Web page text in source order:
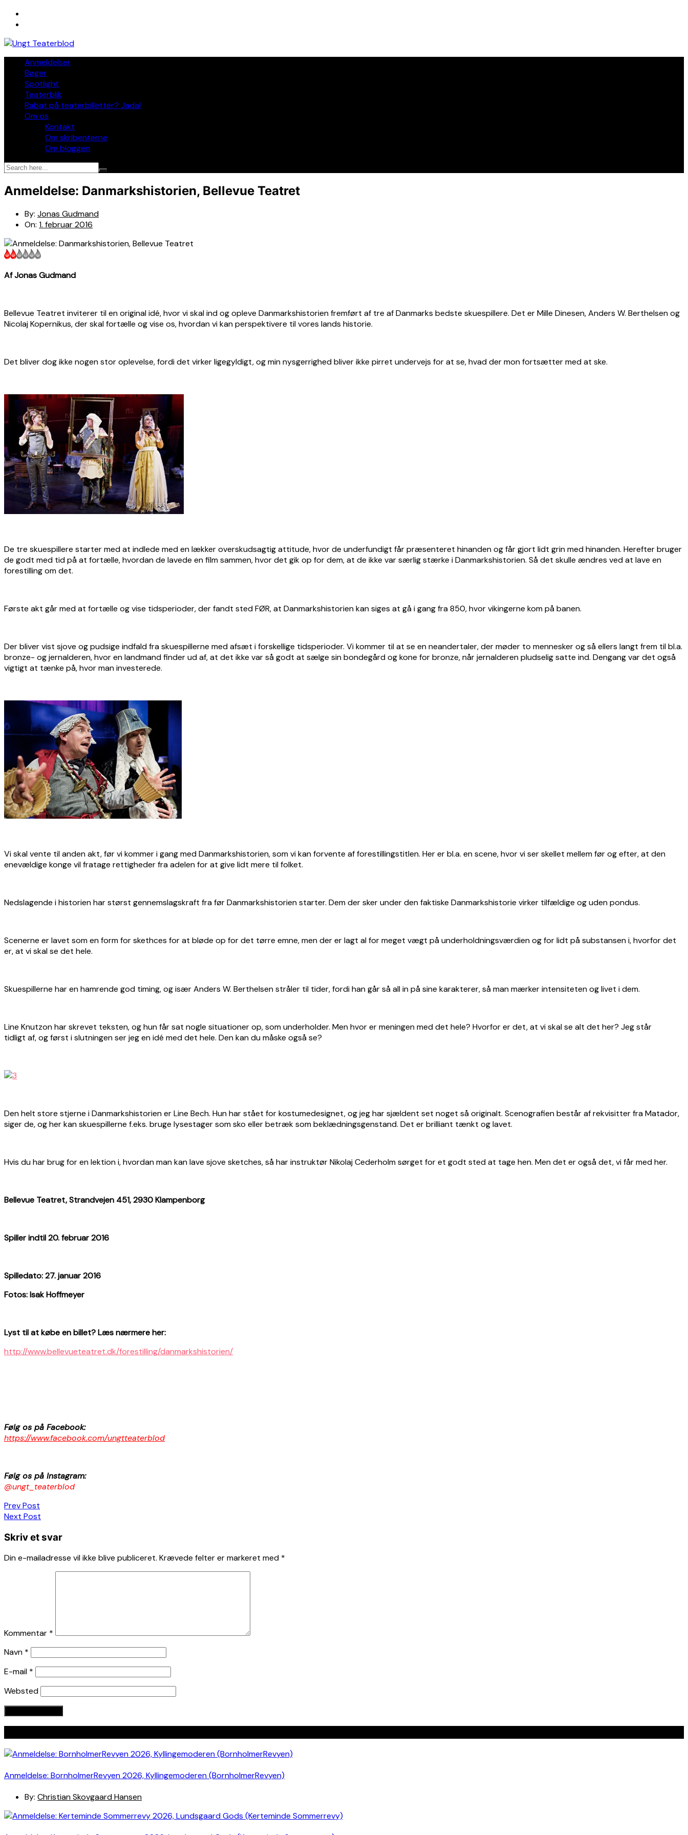
Skip
Anmeldelser
Bøger
Spotlight
Teaterblik
Rabat på teaterbilletter? Jada!
Om os
Kontakt
Om skribenterne
Om bloggen
Anmeldelse: Danmarkshistorien, Bellevue Teatret
By: Jonas Gudmand
On: 1. februar 2016
Af Jonas Gudmand
Bellevue Teatret inviterer til en original idé, hvor vi skal ind og opleve Danmarkshistorien fremført af tre af Danmarks bedste skuespillere. Det er Mille Dinesen, Anders W. Berthelsen og
Nicolaj Kopernikus, der skal fortælle og vise os, hvordan vi kan perspektivere til vores lands historie.
Det bliver dog ikke nogen stor oplevelse, fordi det virker ligegyldigt, og min nysgerrighed bliver ikke pirret undervejs for at se, hvad der mon fortsætter med at ske.
De tre skuespillere starter med at indlede med en lækker overskudsagtig attitude, hvor de underfundigt får præsenteret hinanden og får gjort lidt grin med hinanden. Herefter bruger
de godt med tid på at fortælle, hvordan de lavede en film sammen, hvor det gik op for dem, at de ikke var særlig stærke i Danmarkshistorien. Så det skulle ændres ved at lave en
forestilling om det.
Første akt går med at fortælle og vise tidsperioder, der fandt sted FØR, at Danmarkshistorien kan siges at gå i gang fra 850, hvor vikingerne kom på banen.
Der bliver vist sjove og pudsige indfald fra skuespillerne med afsæt i forskellige tidsperioder. Vi kommer til at se en neandertaler, der møder to mennesker og så ellers langt frem til bl.a.
bronze- og jernalderen, hvor en landmand finder ud af, at det ikke var så godt at sælge sin bondegård og kone for bronze, når jernalderen pludselig satte ind. Dengang var det også
vigtigt at tænke på, hvor man investerede.
Vi skal vente til anden akt, før vi kommer i gang med Danmarkshistorien, som vi kan forvente af forestillingstitlen. Her er bl.a. en scene, hvor vi ser skellet mellem før og efter, at den
enevældige konge vil fratage rettigheder fra adelen for at give lidt mere til folket.
Nedslagende i historien har størst gennemslagskraft fra før Danmarkshistorien starter. Dem der sker under den faktiske Danmarkshistorie virker tilfældige og uden pondus.
Scenerne er lavet som en form for skethces for at bløde op for det tørre emne, men der er lagt al for meget vægt på underholdningsværdien og for lidt på substansen i, hvorfor det
er, at vi skal se det hele.
Skuespillerne har en hamrende god timing, og især Anders W. Berthelsen stråler til tider, fordi han går så all in på sine karakterer, så man mærker intensiteten og livet i dem.
Line Knutzon har skrevet teksten, og hun får sat nogle situationer op, som underholder. Men hvor er meningen med det hele? Hvorfor er det, at vi skal se alt det her? Jeg står
tidligt af, og først i slutningen ser jeg en idé med det hele. Den kan du måske også se?
Den helt store stjerne i Danmarkshistorien er Line Bech. Hun har stået for kostumedesignet, og jeg har sjældent set noget så originalt. Scenografien består af rekvisitter fra Matador,
siger de, og her kan skuespillerne f.eks. bruge lysestager som sko eller betræk som beklædningsgenstand. Det er brilliant tænkt og lavet.
Hvis du har brug for en lektion i, hvordan man kan lave sjove sketches, så har instruktør Nikolaj Cederholm sørget for et godt sted at tage hen. Men det er også det, vi får med her.
Bellevue Teatret,Strandvejen 451, 2930Klampenborg
Spiller indtil 20. februar 2016
Spilledato: 27. januar 2016
Fotos: Isak Hoffmeyer
Lyst til at købe en billet? Læs nærmere her:
http://www.bellevueteatret.dk/forestilling/danmarkshistorien/
Følg os på Facebook:
https://www.facebook.com/ungtteaterblod
Følg os på Instagram:
@ungt_teaterblod
Indlægsnavigation
Prev Post
Next Post
Skriv et svar
Din e-mailadresse vil ikke blive publiceret. Krævede felter er markeret med *
Kommentar *
Navn *
E-mail *
Websted
Anmeldelse: BornholmerRevyen 2026, Kyllingemoderen (BornholmerRevyen)
By: Christian Skovgaard Hansen